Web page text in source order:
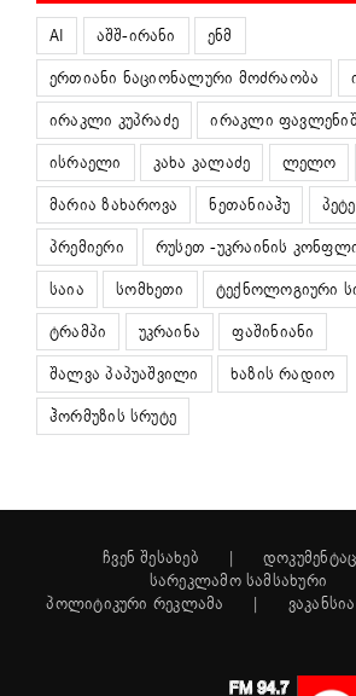
AI აშშ-ირანი
ენმ
ერთიანი ნაციონალური მოძრაობა
ირაკლი კუპრაძე
ირაკლი
ისრაელი
კახა კალაძე ლელო
მარია ზახაროვა
ნეთანიაჰუ
პრემიერი
რუსეთ -უკრაინის
საია
სომხეთი
ტექნოლოგიური
ტრამპი
უკრაინა
ფაშინიანი
შალვა პაპუაშვილი
ხაზის რადიო
ჰორმუზის სრუტე
ჩვენ შესახებ
სარეკლამო სამსახური
პოლიტიკური რეკლამა
ვაკანსია